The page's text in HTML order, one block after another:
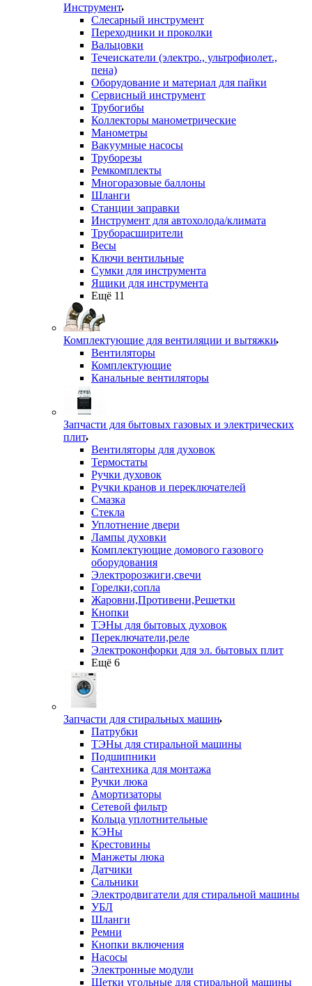
Инструмент
Слесарный инструмент
Переходники и проколки
Вальцовки
Течеискатели (электро., ультрофиолет.,
пена)
Оборудование и материал для пайки
Сервисный инструмент
Трубогибы
Коллекторы манометрические
Манометры
Вакуумные насосы
Труборезы
Ремкомплекты
Многоразовые баллоны
Шланги
Станции заправки
Инструмент для автохолода/климата
Труборасширители
Весы
Ключи вентильные
Сумки для инструмента
Ящики для инструмента
Ещё 11
Комплектующие для вентиляции и вытяжки
Вентиляторы
Комплектующие
Канальные вентиляторы
Запчасти для бытовых газовых и электрических
плит
Вентиляторы для духовок
Термостаты
Ручки духовок
Ручки кранов и переключателей
Смазка
Стекла
Уплотнение двери
Лампы духовки
Комплектующие домового газового
оборудования
Электророзжиги,свечи
Горелки,сопла
Жаровни,Противени,Решетки
Кнопки
ТЭНы для бытовых духовок
Переключатели,реле
Электроконфорки для эл. бытовых плит
Ещё 6
Запчасти для стиральных машин
Патрубки
ТЭНы для стиральной машины
Подшипники
Сантехника для монтажа
Ручки люка
Амортизаторы
Сетевой фильтр
Кольца уплотнительные
КЭНы
Крестовины
Манжеты люка
Датчики
Сальники
Электродвигатели для стиральной машины
УБЛ
Шланги
Ремни
Кнопки включения
Насосы
Электронные модули
Щетки угольные для стиральной машины